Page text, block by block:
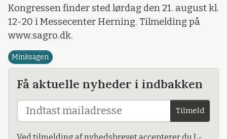
Kongressen finder sted lørdag den 21. august kl.
12-20 i Messecenter Herning. Tilmelding på
www.sagro.dk.
Minksagen
Få aktuelle nyheder i indbakken
Tilmeld